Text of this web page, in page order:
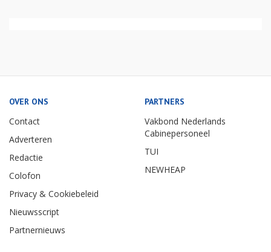
OVER ONS
Contact
Adverteren
Redactie
Colofon
Privacy & Cookiebeleid
Nieuwsscript
Partnernieuws
PARTNERS
Vakbond Nederlands
Cabinepersoneel
TUI
NEWHEAP